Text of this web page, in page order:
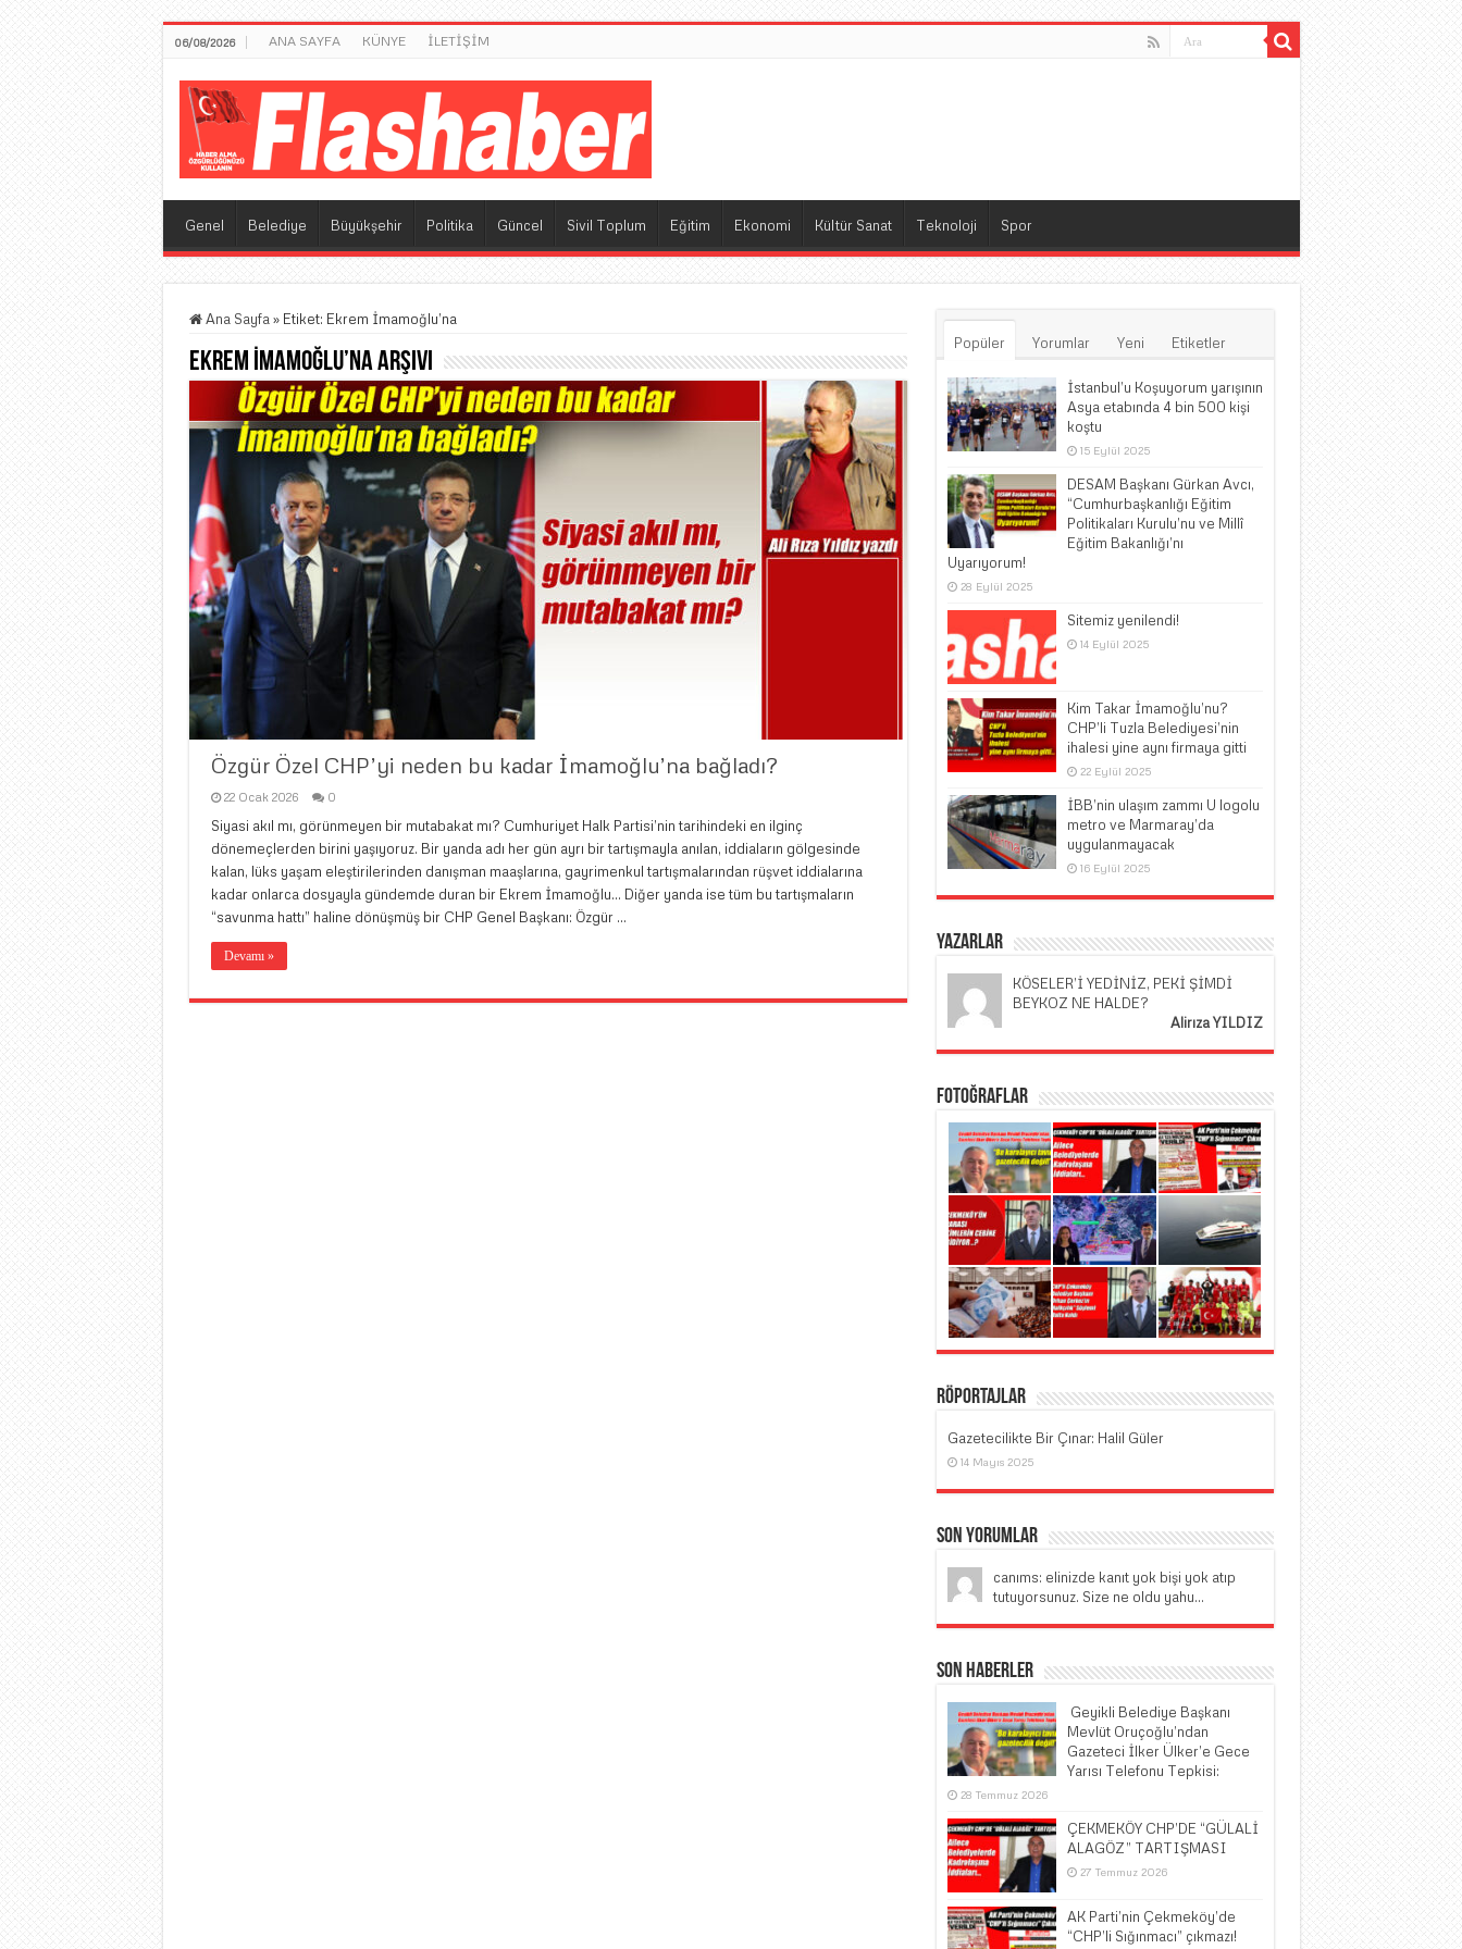
06/08/2026 ANA SAYFA KÜNYE İLETİŞİM
Genel Belediye Büyükşehir Politika Güncel Sivil Toplum Eğitim Ekonomi Kültür Sanat Teknoloji Spor
Ana Sayfa » Etiket: Ekrem İmamoğlu’na
Ekrem İmamoğlu’naArşivi
Özgür Özel CHP’yi neden bu kadar İmamoğlu’na bağladı?
22 Ocak 2026 0
Siyasi akıl mı, görünmeyen bir mutabakat mı? Cumhuriyet Halk Partisi’nin tarihindeki en ilginç
dönemeçlerden birini yaşıyoruz. Bir yanda adı her gün ayrı bir tartışmayla anılan, iddiaların gölgesinde
kalan, lüks yaşam eleştirilerinden danışman maaşlarına, gayrimenkul tartışmalarından rüşvet iddialarına
kadar onlarca dosyayla gündemde duran bir Ekrem İmamoğlu… Diğer yanda ise tüm bu tartışmaların
“savunma hattı” haline dönüşmüş bir CHP Genel Başkanı: Özgür …
Devamı »
Popüler Yorumlar Yeni Etiketler
İstanbul’u Koşuyorum yarışının
Asya etabında 4 bin 500 kişi
koştu
15 Eylül 2025
DESAM Başkanı Gürkan Avcı,
“Cumhurbaşkanlığı Eğitim
Politikaları Kurulu’nu ve Millî
Eğitim Bakanlığı’nı
Uyarıyorum!
28 Eylül 2025
Sitemiz yenilendi!
14 Eylül 2025
Kim Takar İmamoğlu’nu?
CHP’li Tuzla Belediyesi’nin
ihalesi yine aynı firmaya gitti
22 Eylül 2025
İBB’nin ulaşım zammı U logolu
metro ve Marmaray’da
uygulanmayacak
16 Eylül 2025
Yazarlar
KÖSELER’İ YEDİNİZ, PEKİ ŞİMDİ
BEYKOZ NE HALDE?
Alirıza YILDIZ
Fotoğraflar
Röportajlar
Gazetecilikte Bir Çınar: Halil Güler
14 Mayıs 2025
Son Yorumlar
canıms: elinizde kanıt yok bişi yok atıp
tutuyorsunuz. Size ne oldu yahu...
Son Haberler
​ Geyikli Belediye Başkanı
Mevlüt Oruçoğlu’ndan
Gazeteci İlker Ülker’e Gece
Yarısı Telefonu Tepkisi:
28 Temmuz 2026
ÇEKMEKÖY CHP’DE “GÜLALİ
ALAGÖZ” TARTIŞMASI
27 Temmuz 2026
AK Parti’nin Çekmeköy’de
“CHP’li Sığınmacı” çıkmazı!